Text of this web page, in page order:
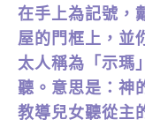
在手上為記號，
屋的門框上，並
太人稱為「示瑪
聽。意思是：神
教導兒女聽從主